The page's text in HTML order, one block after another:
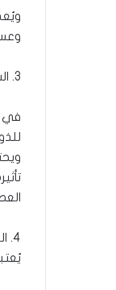
3. الشُمّر
في
4. الكمّون